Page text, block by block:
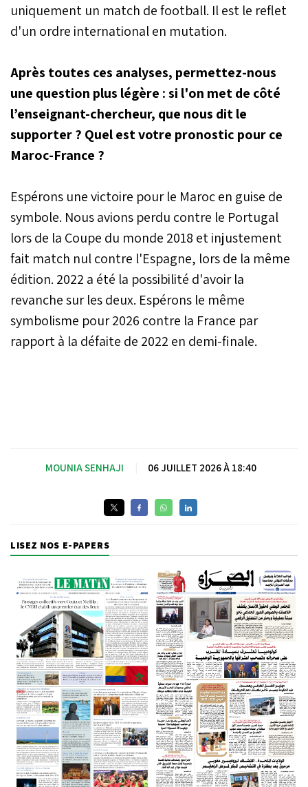
uniquement un match de football. Il est le reflet
d'un ordre international en mutation.
Après toutes ces analyses, permettez-nous
une question plus légère : si l'on met de côté
l’enseignant-chercheur, que nous dit le
supporter ? Quel est votre pronostic pour ce
Maroc-France ?
Espérons une victoire pour le Maroc en guise de
symbole. Nous avions perdu contre le Portugal
lors de la Coupe du monde 2018 et injustement
fait match nul contre l'Espagne, lors de la même
édition. 2022 a été la possibilité d'avoir la
revanche sur les deux. Espérons le même
symbolisme pour 2026 contre la France par
rapport à la défaite de 2022 en demi-finale.
MOUNIA SENHAJI 06 JUILLET 2026 À 18:40
LISEZ NOS E-PAPERS